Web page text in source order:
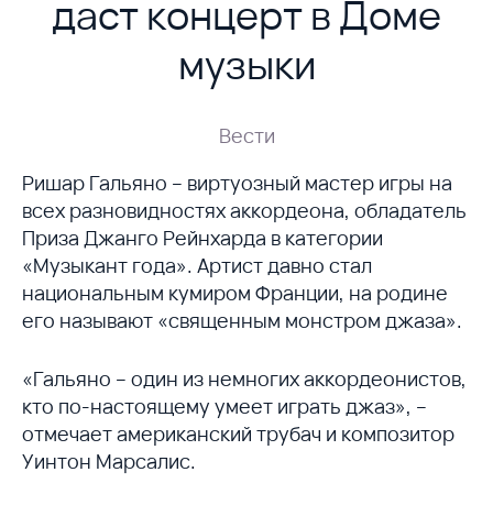
даст концерт в Доме
музыки
Вести
Ришар Гальяно – виртуозный мастер игры на
всех разновидностях аккордеона, обладатель
Приза Джанго Рейнхарда в категории
«Музыкант года». Артист давно стал
национальным кумиром Франции, на родине
его называют «священным монстром джаза».
«Гальяно – один из немногих аккордеонистов,
кто по-настоящему умеет играть джаз», –
отмечает американский трубач и композитор
Уинтон Марсалис.